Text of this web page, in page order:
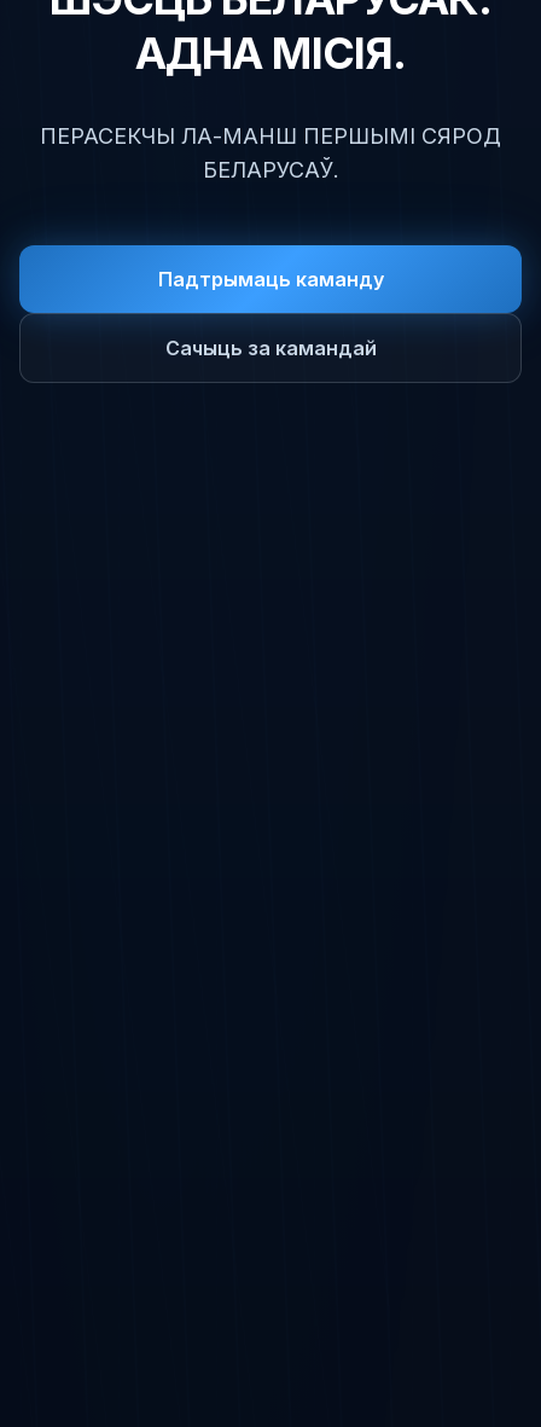
АДНА МІСІЯ.
ПЕРАСЕКЧЫ ЛА-МАНШ ПЕРШЫМІ СЯРОД
БЕЛАРУСАЎ.
Падтрымаць каманду
Сачыць за камандай